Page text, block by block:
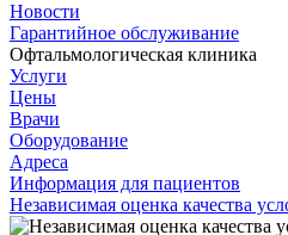
Новости
Гарантийное обслуживание
Офтальмологическая клиника
Услуги
Цены
Врачи
Оборудование
Адреса
Информация для пациентов
Независимая оценка качества